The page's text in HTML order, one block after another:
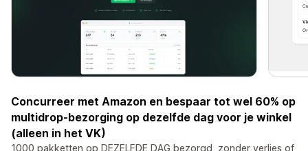
Concurreer met Amazon en bespaar tot wel 60% op
multidrop-bezorging op dezelfde dag voor je winkel
(alleen in het VK)
1000 pakketten op DEZELFDE DAG bezorgd, zonder verlies of